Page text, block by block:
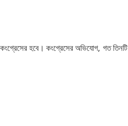
কংগ্রেসের হবে। কংগ্রেসের অভিযোগ, গত তিনটি